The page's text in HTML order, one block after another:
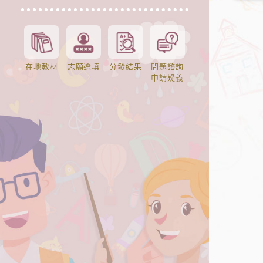
在地教材 志願選填 分發結果
問題諮詢
申請疑義